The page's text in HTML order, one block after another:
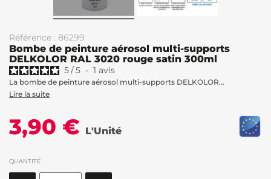
Référence : 86299
Bombe de peinture aérosol multi-supports
DELKOLOR RAL 3020 rouge satin 300ml
5/5 - 1 avis
La bombe de peinture aérosol multi-supports DELKOLOR...
Lire la suite
3,90 € L'Unité
QUANTITÉ